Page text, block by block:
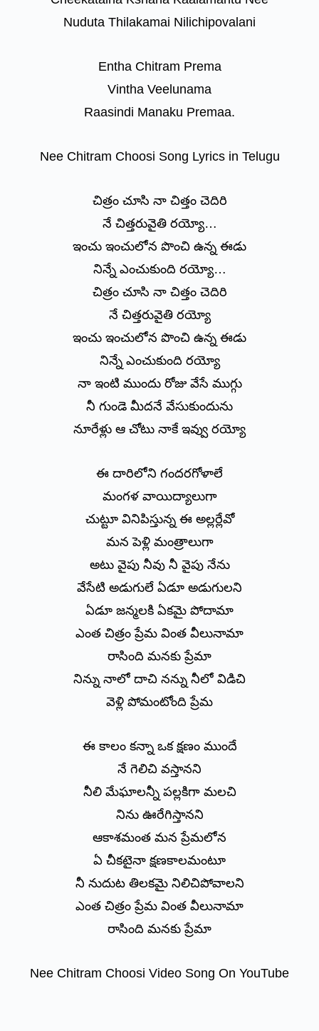
Nuduta Thilakamai Nilichipovalani
Entha Chitram Prema
Vintha Veelunama
Raasindi Manaku Premaa.
Nee Chitram Choosi Song Lyrics in Telugu
చిత్రం చూసి నా చిత్తం చెదిరి
నే చిత్తరువైతి రయ్యో…
ఇంచు ఇంచులోన పొంచి ఉన్న ఈడు
నిన్నే ఎంచుకుంది రయ్యో…
చిత్రం చూసి నా చిత్తం చెదిరి
నే చిత్తరువైతి రయ్యో
ఇంచు ఇంచులోన పొంచి ఉన్న ఈడు
నిన్నే ఎంచుకుంది రయ్యో
నా ఇంటి ముందు రోజు వేసే ముగ్గు
నీ గుండె మీదనే వేసుకుందును
నూరేళ్లు ఆ చోటు నాకే ఇవ్వు రయ్యో
ఈ దారిలోని గందరగోళాలే
మంగళ వాయిద్యాలుగా
చుట్టూ వినిపిస్తున్న ఈ అల్లర్లేవో
మన పెళ్లి మంత్రాలుగా
అటు వైపు నీవు నీ వైపు నేను
వేసేటి అడుగులే ఏడూ అడుగులని
ఏడూ జన్మలకి ఏకమై పోదామా
ఎంత చిత్రం ప్రేమ వింత వీలునామా
రాసింది మనకు ప్రేమా
నిన్ను నాలో దాచి నన్ను నీలో విడిచి
వెళ్లి పోమంటోంది ప్రేమ
ఈ కాలం కన్నా ఒక క్షణం ముందే
నే గెలిచి వస్తానని
నీలి మేఘాలన్నీ పల్లకిగా మలచి
నిను ఊరేగిస్తానని
ఆకాశమంత మన ప్రేమలోన
ఏ చీకటైనా క్షణకాలమంటూ
నీ నుదుట తిలకమై నిలిచిపోవాలని
ఎంత చిత్రం ప్రేమ వింత వీలునామా
రాసింది మనకు ప్రేమా
Nee Chitram Choosi Video Song On YouTube